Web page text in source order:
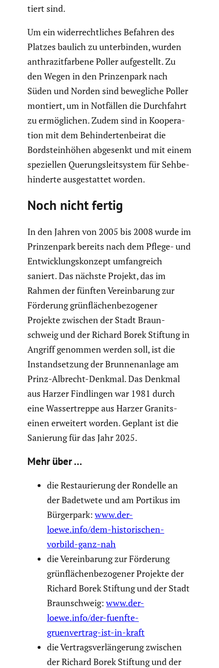
tiert sind.
Um ein wider­recht­li­ches Befahren des
Platzes baulich zu unter­binden, wurden
anthra­zit­far­bene Poller aufge­stellt. Zu
den Wegen in den Prinzen­park nach
Süden und Norden sind beweg­liche Poller
montiert, um in Notfällen die Durch­fahrt
zu ermög­li­chen. Zudem sind in Koope­ra­
tion mit dem Behin­der­ten­beirat die
Bordstein­höhen abgesenkt und mit einem
spezi­ellen Querungs­leit­system für Sehbe­
hin­derte ausge­stattet worden.
Noch nicht fertig
In den Jahren von 2005 bis 2008 wurde im
Prinzen­park bereits nach dem Pflege- und
Entwick­lungs­kon­zept umfang­reich
saniert. Das nächste Projekt, das im
Rahmen der fünften Verein­ba­rung zur
Förderung grünflä­chen­be­zo­gener
Projekte zwischen der Stadt Braun­
schweig und der Richard Borek Stiftung in
Angriff genommen werden soll, ist die
Instand­set­zung der Brunnen­an­lage am
Prinz-Albrecht-Denkmal. Das Denkmal
aus Harzer Findlingen war 1981 durch
eine Wasser­treppe aus Harzer Granits­
einen erweitert worden. Geplant ist die
Sanierung für das Jahr 2025.
Mehr über …
die Restau­rie­rung der Rondelle an
der Badetwete und am Portikus im
Bürger­park:www.der-
loewe.info/dem-historischen-
vorbild-ganz-nah
die Verein­ba­rung zur Förderung
grünflä­chen­be­zo­gener Projekte der
Richard Borek Stiftung und der Stadt
Braun­schweig:www.der-
loewe.info/der-fuenfte-
gruenvertrag-ist-in-kraft
die Vertrags­ver­län­ge­rung zwischen
der Richard Borek Stiftung und der